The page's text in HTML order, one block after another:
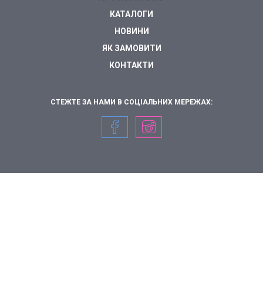
КАТАЛОГИ
НОВИНИ
ЯК ЗАМОВИТИ
КОНТАКТИ
СТЕЖТЕ ЗА НАМИ В СОЦІАЛЬНИХ МЕРЕЖАХ: